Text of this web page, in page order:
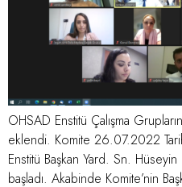
OHSAD Enstitü Çalışma
eklendi. Komite 26.07.2022
Enstitü Başkan Yard. Sn. Hüseyin
başladı. Akabinde Komite’nin